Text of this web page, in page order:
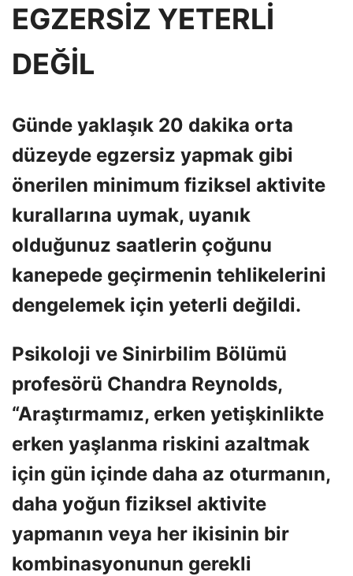
EGZERSİZ YETERLİ
DEĞİL
Günde yaklaşık 20 dakika orta
düzeyde egzersiz yapmak gibi
önerilen minimum fiziksel aktivite
kurallarına uymak, uyanık
olduğunuz saatlerin çoğunu
kanepede geçirmenin tehlikelerini
dengelemek için yeterli değildi.
Psikoloji ve Sinirbilim Bölümü
profesörü Chandra Reynolds,
“Araştırmamız, erken yetişkinlikte
erken yaşlanma riskini azaltmak
için gün içinde daha az oturmanın,
daha yoğun fiziksel aktivite
yapmanın veya her ikisinin bir
kombinasyonunun gerekli